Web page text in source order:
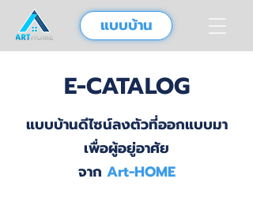
แบบบ้าน
E-CATALOG
แบบบ้านดีไซน์ลงตัวที่ออกแบบมา
เพื่อผู้อยู่อาศัย
จาก Art-HOME